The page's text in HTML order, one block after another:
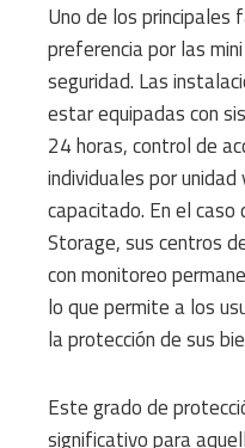
Uno de los
preferencia por las
seguridad. Las
estar equipadas con
24 horas, control de
individuales por
capacitado. En el caso
Storage, sus centros
con monitoreo
lo que permite a los
la protección de sus
Este grado de
significativo para